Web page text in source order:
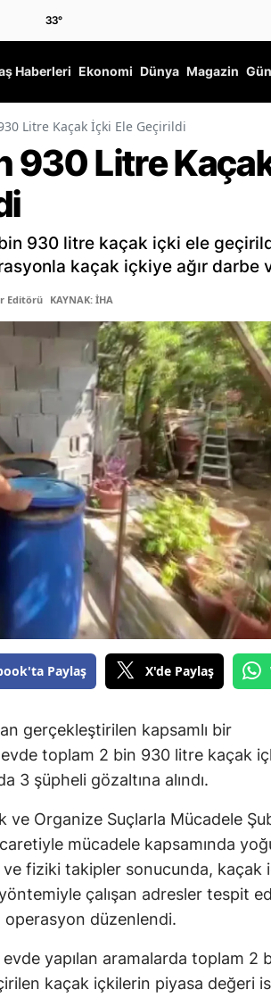
33°
Haberleri Ekonomi Dünya Magazin
Litre Kaçak İçki Ele Geçirildi
930 Litre
930 litre kaçak içki ele
kaçak içkiye ağır darbe
Editörü KAYNAK: İHA
Paylaş X'de Paylaş
gerçekleştirilen kapsamlı bir
toplam 2 bin 930 litre kaçak
3 şüpheli gözaltına alındı.
ve Organize Suçlarla Mücadele
mücadele kapsamında
ve fiziki takipler sonucunda, kaçak
çalışan adresler tespit
operasyon düzenlendi.
yapılan aramalarda toplam 2
kaçak içkilerin piyasa değeri